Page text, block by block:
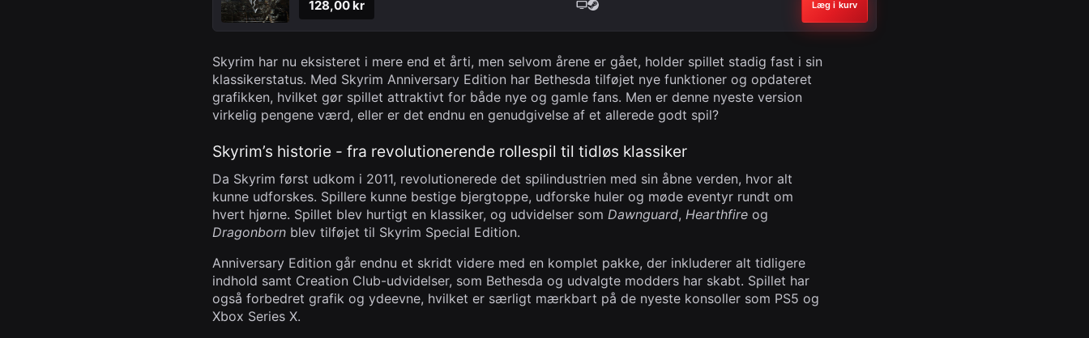
128,00 kr Læg i kurv
Skyrim har nu eksisteret i mere end et årti, men selvom årene er gået, holder spillet stadig fast i sin
klassikerstatus. Med Skyrim Anniversary Edition har Bethesda tilføjet nye funktioner og opdateret
grafikken, hvilket gør spillet attraktivt for både nye og gamle fans. Men er denne nyeste version
virkelig pengene værd, eller er det endnu en genudgivelse af et allerede godt spil?
Skyrim’s historie - fra revolutionerende rollespil til tidløs klassiker
Da Skyrim først udkom i 2011, revolutionerede det spilindustrien med sin åbne verden, hvor alt
kunne udforskes. Spillere kunne bestige bjergtoppe, udforske huler og møde eventyr rundt om
hvert hjørne. Spillet blev hurtigt en klassiker, og udvidelser som Dawnguard, Hearthfire og
Dragonborn blev tilføjet til Skyrim Special Edition.
Anniversary Edition går endnu et skridt videre med en komplet pakke, der inkluderer alt tidligere
indhold samt Creation Club-udvidelser, som Bethesda og udvalgte modders har skabt. Spillet har
også forbedret grafik og ydeevne, hvilket er særligt mærkbart på de nyeste konsoller som PS5 og
Xbox Series X.